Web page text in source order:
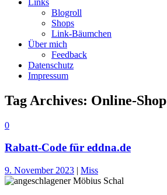
Blogroll
Shops
Link-Bäumchen
Über mich
Feedback
Datenschutz
Impressum
Tag Archives: Online-Shop
0
Rabatt-Code für eddna.de
9. November 2023 | Miss